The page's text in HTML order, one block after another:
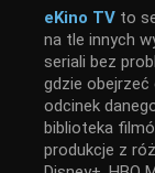
eKino TV to
na tle innych
seriali bez
gdzie obejrzeć
odcinek
biblioteka
produkcje z